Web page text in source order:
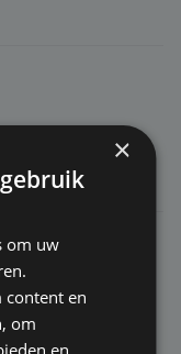
×
om uw
content en
om
en